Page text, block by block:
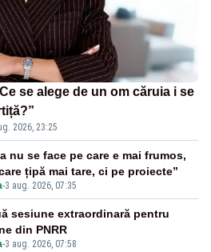
se alege de un om căruia i se
2026, 23:25
-3 aug. 2026, 07:35
nu se face pe care e mai frumos,
țipă mai tare, ci pe proiecte”
-3 aug. 2026, 07:58
sesiune extraordinară pentru
din PNRR